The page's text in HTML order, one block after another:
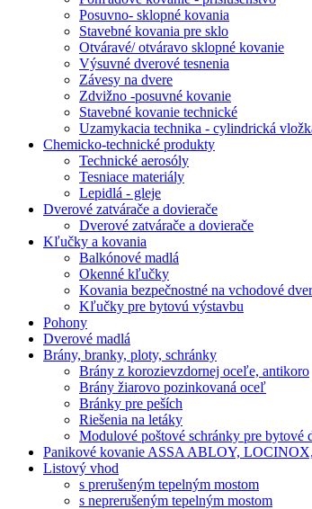
Posuvno- sklopné kovania
Stavebné kovania pre sklo
Otváravé/ otváravo sklopné kovanie
Výsuvné dverové tesnenia
Závesy na dvere
Zdvižno -posuvné kovanie
Stavebné kovanie technické
Uzamykacia technika - cylindrická
Chemicko-technické produkty
Technické aerosóly
Tesniace materiály
Lepidlá - gleje
Dverové zatvárače a dovierače
Dverové zatvárače a dovierače
Kľučky a kovania
Balkónové madlá
Okenné kľučky
Kovania bezpečnostné na vchodové
Kľučky pre bytovú výstavbu
Pohony
Dverové madlá
Brány, branky, ploty, schránky
Brány z korozievzdornej oceľe, antikoro
Brány žiarovo pozinkovaná oceľ
Bránky pre peších
Riešenia na letáky
Modulové poštové schránky pre bytové
Panikové kovanie ASSA ABLOY,
Listový vhod
s prerušeným tepelným mostom
s neprerušeným tepelným mostom